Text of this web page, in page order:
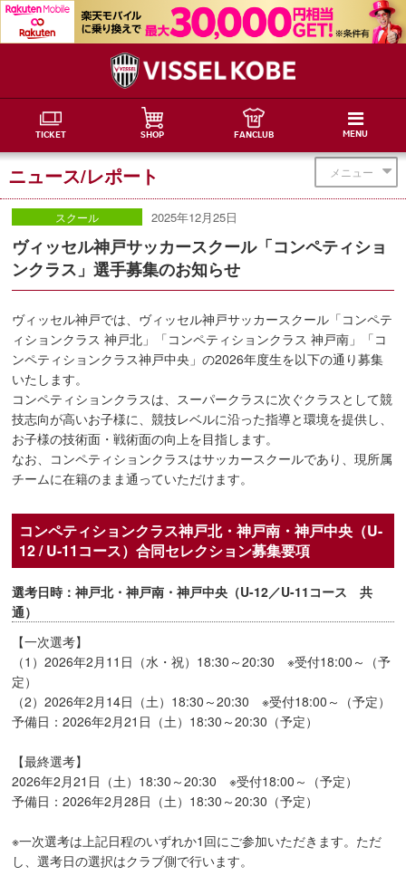
TICKET SHOP FANCLUB MENU
メニュー
ニュース/レポート
スクール 2025年12月25日
ヴィッセル神戸サッカースクール「コンペティショ
ンクラス」選手募集のお知らせ
ヴィッセル神戸では、ヴィッセル神戸サッカースクール「コンペテ
ィションクラス 神戸北」「コンペティションクラス 神戸南」「コ
ンペティションクラス神戸中央」の2026年度生を以下の通り募集
いたします。
コンペティションクラスは、スーパークラスに次ぐクラスとして競
技志向が高いお子様に、競技レベルに沿った指導と環境を提供し、
お子様の技術面・戦術面の向上を目指します。
なお、コンペティションクラスはサッカースクールであり、現所属
チームに在籍のまま通っていただけます。
コンペティションクラス神戸北・神戸南・神戸中央（U-
12 / U-11コース）合同セレクション募集要項
選考日時：神戸北・神戸南・神戸中央（U-12／U-11コース 共
通）
【一次選考】
（1）2026年2月11日（水・祝）18:30～20:30 ※受付18:00～（予
定）
（2）2026年2月14日（土）18:30～20:30 ※受付18:00～（予定）
予備日：2026年2月21日（土）18:30～20:30（予定）
【最終選考】
2026年2月21日（土）18:30～20:30 ※受付18:00～（予定）
予備日：2026年2月28日（土）18:30～20:30（予定）
※一次選考は上記日程のいずれか1回にご参加いただきます。ただ
し、選考日の選択はクラブ側で行います。